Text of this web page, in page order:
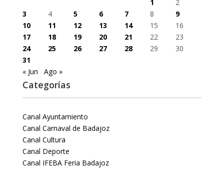
1
2
3
4 5 6 7 8
9
10
11 12 13 14 15
16
17
18 19 20 21 22
23
24
25 26 27 28 29
30
31
« Jun
Ago »
Categorías
Canal Ayuntamiento
Canal Carnaval de Badajoz
Canal Cultura
Canal Deporte
Canal IFEBA Feria Badajoz